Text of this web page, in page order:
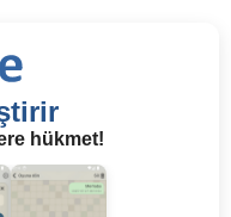
hükmet!